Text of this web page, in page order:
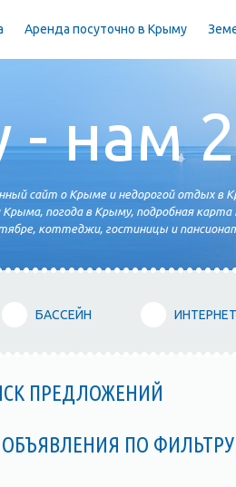
Аренда посуточно в Крыму
нам
сайт о Крыме и недорогой отдых в
погода в Крыму, подробная
коттеджи, гостиницы и
БАССЕЙН ИНТЕРНЕТ
ПРЕДЛОЖЕНИЙ
ОБЪЯВЛЕНИЯ ПО